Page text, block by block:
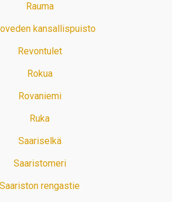
Rauma
kansallispuisto
Revontulet
Rokua
Rovaniemi
Ruka
Saariselkä
Saaristomeri
Saariston rengastie